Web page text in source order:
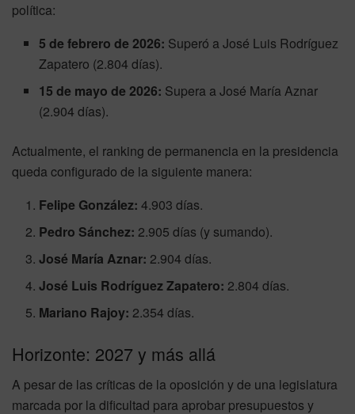
política:
5 de febrero de 2026: Superó a José Luis Rodríguez
Zapatero (2.804 días).
15 de mayo de 2026: Supera a José María Aznar
(2.904 días).
Actualmente, el ranking de permanencia en la presidencia
queda configurado de la siguiente manera:
Felipe González: 4.903 días.
Pedro Sánchez: 2.905 días (y sumando).
José María Aznar: 2.904 días.
José Luis Rodríguez Zapatero: 2.804 días.
Mariano Rajoy: 2.354 días.
Horizonte: 2027 y más allá
A pesar de las críticas de la oposición y de una legislatura
marcada por la dificultad para aprobar presupuestos y